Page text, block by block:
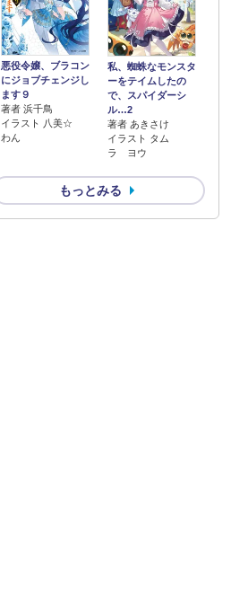
悪役令嬢、ブラコン
にジョブチェンジし
ます９
著者 浜千鳥
イラスト 八美☆
わん
私、蜘蛛なモンスタ
ーをテイムしたの
で、スパイダーシ
ル…2
著者 あきさけ
イラスト タム
ラ ヨウ
もっとみる